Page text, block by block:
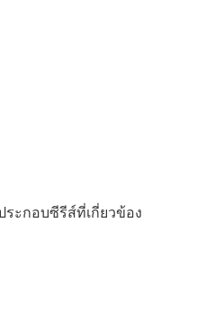
ะกอบซีรีส์ที่เกี่ยวข้อง